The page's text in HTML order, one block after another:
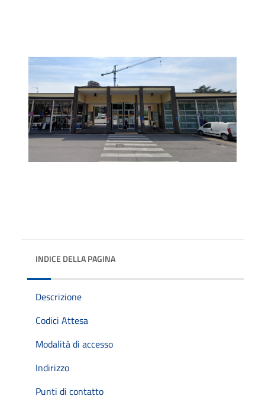
INDICE DELLA PAGINA
Descrizione
Codici Attesa
Modalità di accesso
Indirizzo
Punti di contatto